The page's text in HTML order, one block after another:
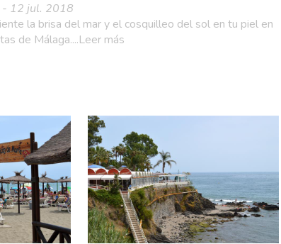
- 12 jul. 2018
la brisa del mar y el cosquilleo del sol en tu piel en
de Málaga....Leer más